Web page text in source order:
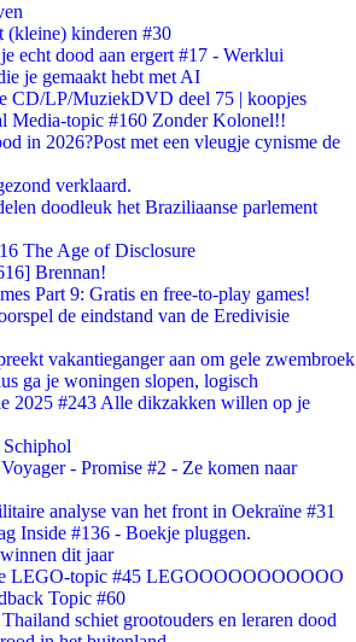
(kleine) kinderen #30
echt dood aan ergert #17 - Werklui
je gemaakt hebt met AI
CD/LP/MuziekDVD deel 75 | koopjes
Media-topic #160 Zonder Kolonel!!
in 2026?Post met een vleugje cynisme de
verklaard.
doodleuk het Braziliaanse parlement
The Age of Disclosure
Brennan!
Part 9: Gratis en free-to-play games!
de eindstand van de Eredivisie
vakantieganger aan om gele zwembroek
ga je woningen slopen, logisch
2025 #243 Alle dikzakken willen op je
- Promise #2 - Ze komen naar
analyse van het front in Oekraïne #31
Inside #136 - Boekje pluggen.
dit jaar
LEGO-topic #45 LEGOOOOOOOOOOO
Topic #60
schiet grootouders en leraren dood